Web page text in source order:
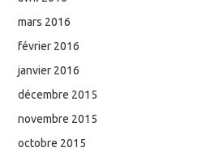
mars 2016
février 2016
janvier 2016
décembre 2015
novembre 2015
octobre 2015